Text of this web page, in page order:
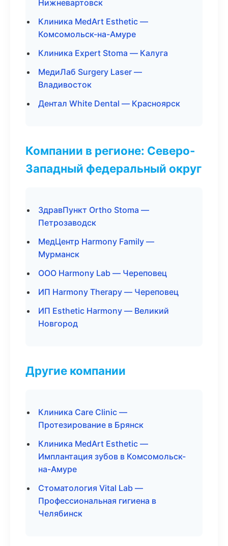
Нижневартовск
Клиника MedArt Esthetic —
Комсомольск-на-Амуре
Клиника Expert Stoma — Калуга
МедиЛаб Surgery Laser —
Владивосток
Дентал White Dental — Красноярск
Компании в регионе: Северо-
Западный федеральный округ
ЗдравПункт Ortho Stoma —
Петрозаводск
МедЦентр Harmony Family —
Мурманск
ООО Harmony Lab — Череповец
ИП Harmony Therapy — Череповец
ИП Esthetic Harmony — Великий
Новгород
Другие компании
Клиника Care Clinic —
Протезирование в Брянск
Клиника MedArt Esthetic —
Имплантация зубов в Комсомольск-
на-Амуре
Стоматология Vital Lab —
Профессиональная гигиена в
Челябинск